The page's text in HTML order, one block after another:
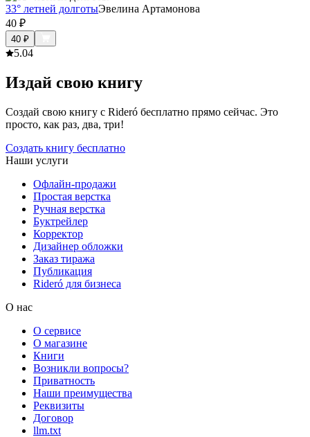
33° летней долготыЭвелина Артамонова
40 ₽
40 ₽
5.04
Издай свою книгу
Создай свою книгу с Rideró бесплатно прямо сейчас. Это
просто, как раз, два, три!
Создать книгу бесплатно
Наши услуги
Офлайн-продажи
Простая верстка
Ручная верстка
Буктрейлер
Корректор
Дизайнер обложки
Заказ тиража
Публикация
Rideró для бизнеса
О нас
О сервисе
О магазине
Книги
Возникли вопросы?
Приватность
Наши преимущества
Реквизиты
Договор
llm.txt